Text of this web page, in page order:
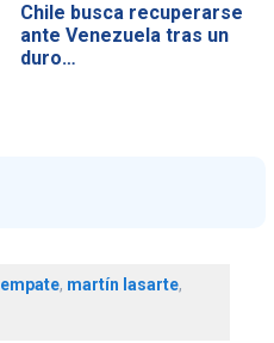
Chile busca recuperarse
ante Venezuela tras un
duro…
empate, martín lasarte,